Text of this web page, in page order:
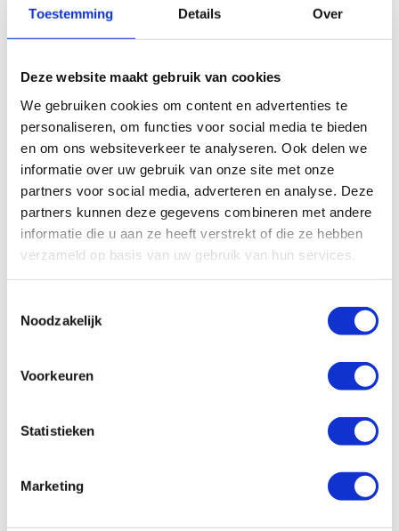
Toestemming Details Over
Deze website maakt gebruik van cookies
We gebruiken cookies om content en advertenties te
personaliseren, om functies voor social media te bieden
en om ons websiteverkeer te analyseren. Ook delen we
informatie over uw gebruik van onze site met onze
partners voor social media, adverteren en analyse. Deze
partners kunnen deze gegevens combineren met andere
informatie die u aan ze heeft verstrekt of die ze hebben
verzameld op basis van uw gebruik van hun services.
Noodzakelijk
Voorkeuren
Statistieken
Marketing
Gerelateerde producten
Pulsarlube Mi 60ml, Main
with 1.2m cable length
In winkelwagen
Pulsarlube Mi 250ml, Main
unit incl. vibration detector
with 1.2m cable length
Veelgestelde vragen